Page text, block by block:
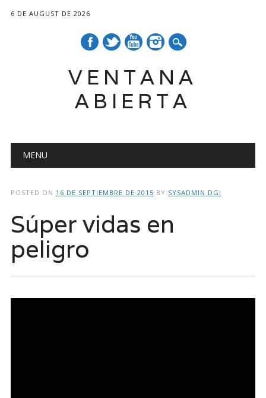
6 DE AUGUST DE 2026
VENTANA
ABIERTA
Main menu
MENU
POSTED ON 16 DE SEPTIEMBRE DE 2015 BY SYSADMIN DGI
Súper vidas en
peligro